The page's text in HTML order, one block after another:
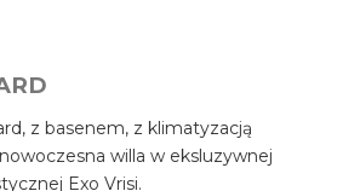
z basenem, z klimatyzacją
willa w eksluzywnej
Exo Vrisi.